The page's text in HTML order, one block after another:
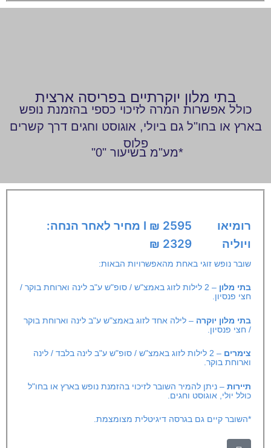
בתי מלון יוקרתיים בפריסה ארצית
כולל אפשרות המרה לזיכוי כספי בהזמנת נופש
בארץ או בחו"ל גם ביולי, אוגוסט וחגים דרך קשרים
פלוס
*מע"מ בשיעור "0"
רומיאו
ויוליה
2595 ₪ I מחיר לאחר הנחה:
2329 ₪
שובר נופש זוגי באחת מהאפשרויות הבאות:
בתי מלון
– 2 לילות לזוג באמצ"ש / סופ"ש ע"ב לינה וארוחת בוקר /
חצי פנסיון.
בתי מלון יוקרה– לילה אחד לזוג באמצ"ש ע"ב לינה וארוחת בוקר
/ חצי פנסיון.
צימרים
– 2 לילות לזוג באמצ"ש / סופ"ש ע"ב לינה בלבד / לינה
וארוחת בוקר.
תיירות– ניתן להמיר השובר לזיכוי בהזמנת נופש בארץ או בחו"ל
כולל יולי, אוגוסט וחגים.
*השובר קיים גם בגרסה דיגיטלית מצומצמת.